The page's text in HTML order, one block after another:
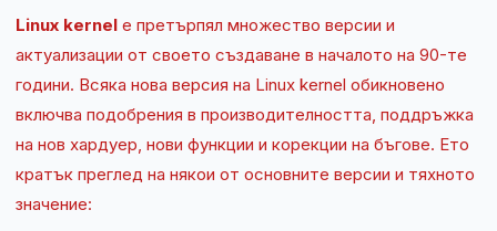
Linux kernel е претърпял множество версии и
актуализации от своето създаване в началото на 90-те
години. Всяка нова версия на Linux kernel обикновено
включва подобрения в производителността, поддръжка
на нов хардуер, нови функции и корекции на бъгове. Ето
кратък преглед на някои от основните версии и тяхното
значение: